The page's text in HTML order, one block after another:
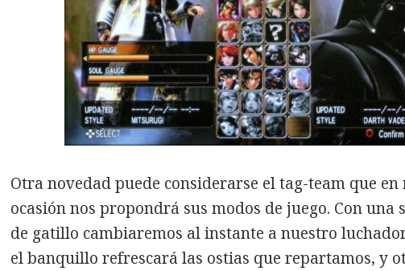
Otra novedad puede considerarse el tag-team que en
ocasión nos propondrá sus modos de juego. Con una
de gatillo cambiaremos al instante a nuestro
el banquillo refrescará las ostias que repartamos, y